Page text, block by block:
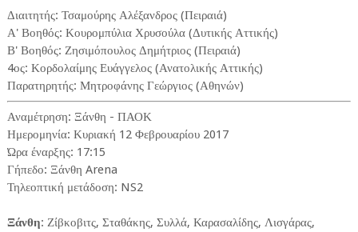
Διαιτητής: Τσαμούρης Αλέξανδρος (Πειραιά)
Α' Βοηθός: Κουρομπύλια Χρυσούλα (Δυτικής Αττικής)
Β' Βοηθός: Ζησιμόπουλος Δημήτριος (Πειραιά)
4ος: Κορδολαίμης Ευάγγελος (Ανατολικής Αττικής)
Παρατηρητής: Μητροφάνης Γεώργιος (Αθηνών)
Αναμέτρηση: Ξάνθη - ΠΑΟΚ
Ημερομηνία: Κυριακή 12 Φεβρουαρίου 2017
Ώρα έναρξης: 17:15
Γήπεδο: Ξάνθη Arena
Τηλεοπτική μετάδοση: NS2
Ξάνθη: Ζίβκοβιτς, Σταθάκης, Συλλά, Καρασαλίδης, Λισγάρας,